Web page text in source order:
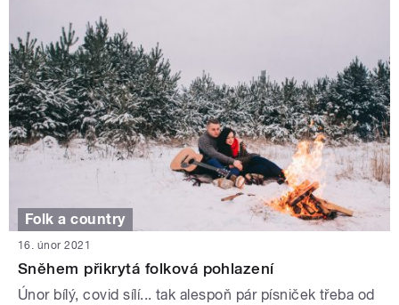
Folk a country
16. únor 2021
Sněhem přikrytá folková pohlazení
Únor bílý, covid sílí... tak alespoň pár písniček třeba od